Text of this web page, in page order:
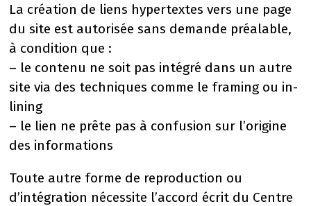
La création de liens hypertextes vers une page
du site est autorisée sans demande préalable,
à condition que :
– le contenu ne soit pas intégré dans un autre
site via des techniques comme le framing ou in-
lining
– le lien ne prête pas à confusion sur l’origine
des informations
Toute autre forme de reproduction ou
d’intégration nécessite l’accord écrit du Centre